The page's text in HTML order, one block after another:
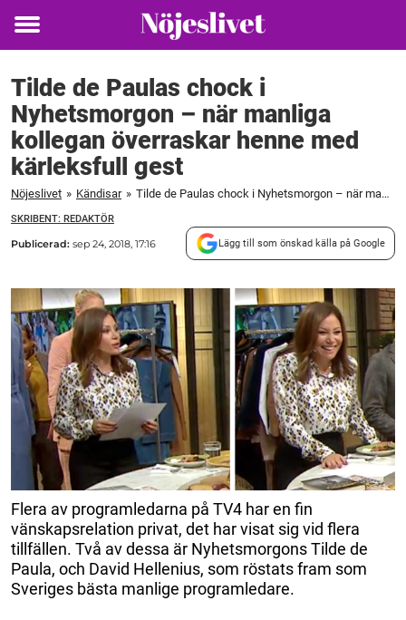
Toggle
Tilde de Paulas chock i
Nyhetsmorgon – när manliga
kollegan överraskar henne med
kärleksfull gest
Nöjeslivet » Kändisar » Tilde de Paulas chock i Nyhetsmorgon – när manliga kollegan överraskar henne med kärleksfull gest
SKRIBENT: REDAKTÖR
Publicerad: sep 24, 2018, 17:16 Lägg till som önskad källa på Google
Flera av programledarna på TV4 har en fin
vänskapsrelation privat, det har visat sig vid flera
tillfällen. Två av dessa är Nyhetsmorgons Tilde de
Paula, och David Hellenius, som röstats fram som
Sveriges bästa manlige programledare.